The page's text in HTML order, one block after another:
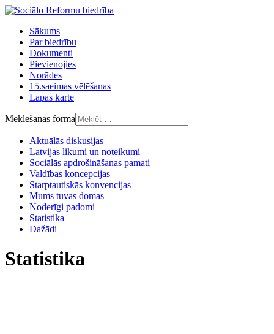
Sākums
Par biedrību
Dokumenti
Pievienojies
Norādes
15.saeimas vēlēšanas
Lapas karte
Meklēšanas forma
Aktuālās diskusijas
Latvijas likumi un noteikumi
Sociālās apdrošināšanas pamati
Valdības koncepcijas
Starptautiskās konvencijas
Mums tuvas domas
Noderīgi padomi
Statistika
Dažādi
Statistika